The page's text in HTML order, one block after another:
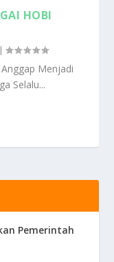
HOBI
|
Menjadi
Selalu...
Pemerintah